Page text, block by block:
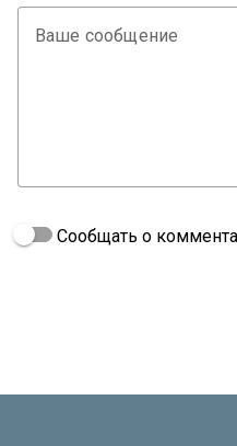
Ваше сообщение
Сообщать о